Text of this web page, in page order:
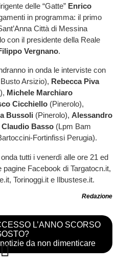
delle “Gatte” Enrico
in programma: il primo
Città di Messina
con il presidente della Reale
Vergnano.
in onda le interviste con
Arsizio), Rebecca Piva
Michele Marchiaro
Cicchiello (Pinerolo),
Bussoli (Pinerolo), Alessandro
Claudio Basso (Lpm Bam
Fortinfissi Perugia).
tutti i venerdì alle ore 21 ed
Facebook di Targatocn.it,
Torinoggi.it e Ilbustese.it.
Redazione
L’ANNO SCORSO
da non dimenticare